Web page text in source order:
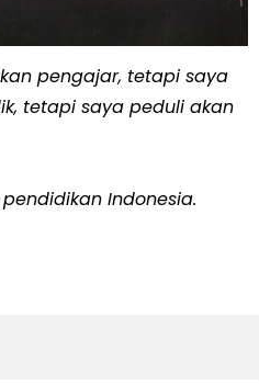
pengajar, tetapi saya
tetapi saya peduli akan
Indonesia.